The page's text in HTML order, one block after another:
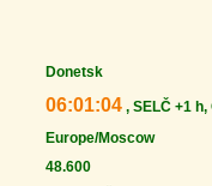
Donetsk
06:01:04 , SELČ +1 h,
Europe/Moscow
48.600